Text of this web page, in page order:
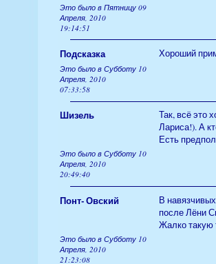
Это было в Пятницу 09
Апреля, 2010
19:14:51
Подсказка Хороший
Это было в Субботу 10
Апреля, 2010
07:33:58
Шизель
Так, всё это
Лариса!). А
Есть
Это было в Субботу 10
Апреля, 2010
20:49:40
Понт- Овский
В
после Лёни
Жалко такую
Это было в Субботу 10
Апреля, 2010
21:23:08